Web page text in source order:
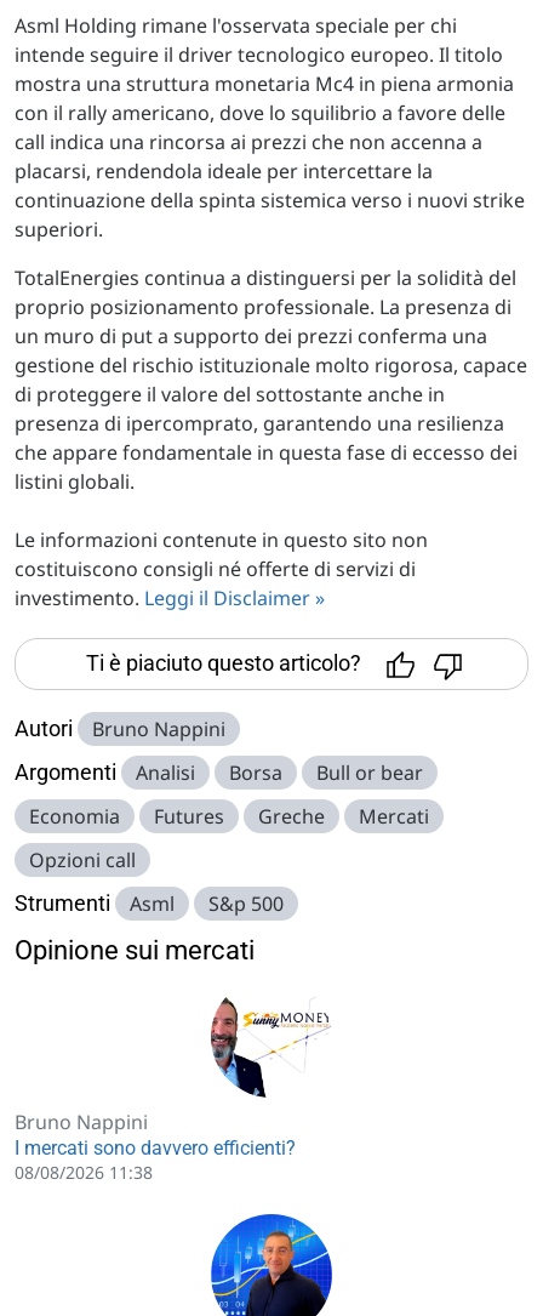
Asml Holding rimane l'osservata speciale per chi
intende seguire il driver tecnologico europeo. Il titolo
mostra una struttura monetaria Mc4 in piena armonia
con il rally americano, dove lo squilibrio a favore delle
call indica una rincorsa ai prezzi che non accenna a
placarsi, rendendola ideale per intercettare la
continuazione della spinta sistemica verso i nuovi strike
superiori.
TotalEnergies continua a distinguersi per la solidità del
proprio posizionamento professionale. La presenza di
un muro di put a supporto dei prezzi conferma una
gestione del rischio istituzionale molto rigorosa, capace
di proteggere il valore del sottostante anche in
presenza di ipercomprato, garantendo una resilienza
che appare fondamentale in questa fase di eccesso dei
listini globali.
Le informazioni contenute in questo sito non
costituiscono consigli né offerte di servizi di
investimento. Leggi il Disclaimer »
Ti è piaciuto questo articolo?
Autori Bruno Nappini
Argomenti Analisi Borsa
Bull or bear
Economia
Futures Greche
Mercati
Opzioni call
Strumenti Asml S&p 500
Opinione sui mercati
Bruno Nappini
I mercati sono davvero efficienti?
08/08/2026 11:38